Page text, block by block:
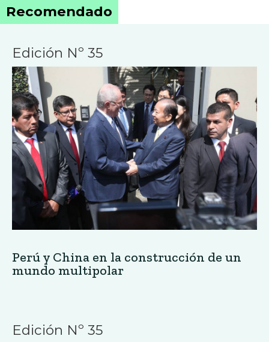
Recomendado
Edición Nº 35
Perú y China en la construcción de un
mundo multipolar
Edición Nº 35